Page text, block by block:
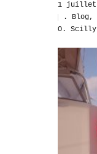
1 juillet
. Blog,
O. Scilly